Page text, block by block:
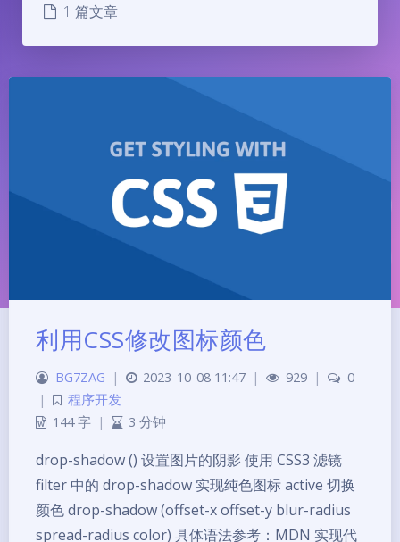
夜间模式
Sans Serif Serif
浅阴影 深阴影
1 篇文章
利用CSS修改图标颜色
BG7ZAG | 2023-10-08 11:47 | 929 |
0
|
程序开发
144 字 | 3 分钟
drop-shadow () 设置图片的阴影 使用 CSS3 滤镜
filter 中的 drop-shadow 实现纯色图标 active 切换
颜色 drop-shadow (offset-x offset-y blur-radius
spread-radius color) 具体语法参考：MDN 实现代